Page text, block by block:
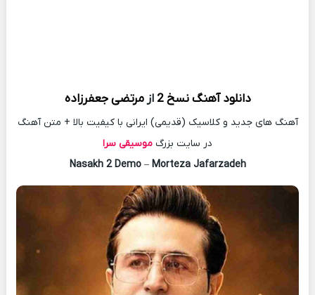
دانلود آهنگ نسخ 2 ازمرتضی جعفرزاده
آهنگ های جدید و کلاسیک (قدیمی) ایرانی با کیفیت بالا + متن آهنگ
در سایت بزرگ موسیقی سرا
Nasakh 2 Demo– Morteza Jafarzadeh